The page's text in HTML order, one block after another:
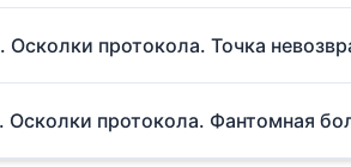
Осколки протокола. Точка
Осколки протокола. Фантомная